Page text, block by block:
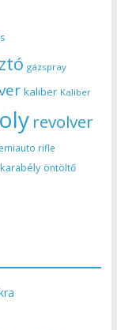
gázspray
kaliber Kaliber
revolver
rifle
öntöltő